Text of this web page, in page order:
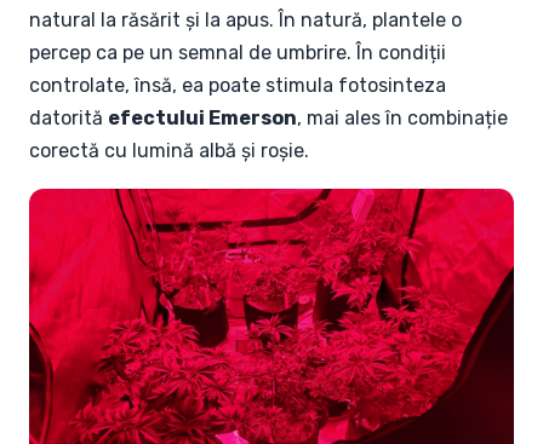
natural la răsărit și la apus. În natură, plantele o
percep ca pe un semnal de umbrire. În condiții
controlate, însă, ea poate stimula fotosinteza
datorită efectului Emerson, mai ales în combinație
corectă cu lumină albă și roșie.